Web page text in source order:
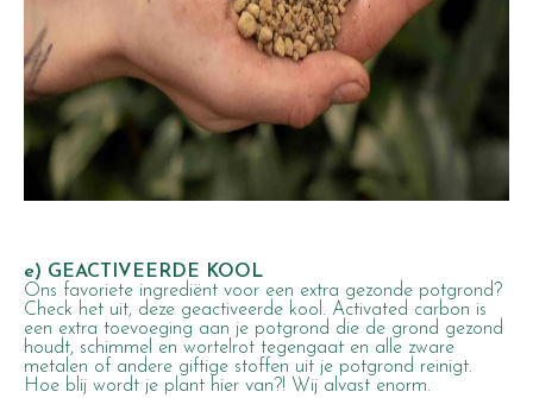
e) GEACTIVEERDE KOOL
Ons favoriete ingrediënt voor een extra gezonde potgrond?
Check het uit, deze geactiveerde kool. Activated carbon is
een extra toevoeging aan je potgrond die de grond gezond
houdt, schimmel en wortelrot tegengaat en alle zware
metalen of andere giftige stoffen uit je potgrond reinigt.
Hoe blij wordt je plant hier van?! Wij alvast enorm.